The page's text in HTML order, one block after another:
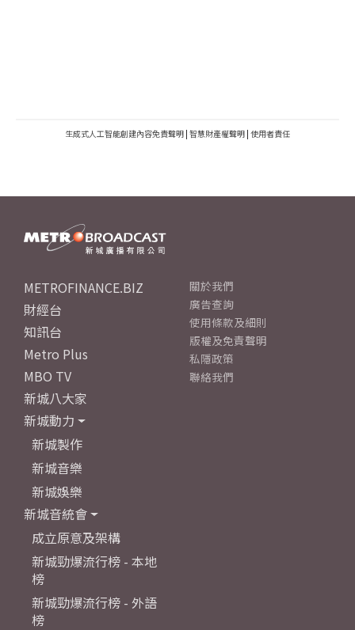
生成式人工智能創建內容免責聲明 | 智慧財產權聲明 | 使用者責任
METROFINANCE.BIZ
財經台
知訊台
Metro Plus
MBO TV
新城八大家
新城動力
新城製作
新城音樂
新城娛樂
新城音統會
成立原意及架構
新城勁爆流行榜 - 本地
榜
新城勁爆流行榜 - 外語
榜
關於我們
廣告查詢
使用條款及細則
版權及免責聲明
私隱政策
聯絡我們